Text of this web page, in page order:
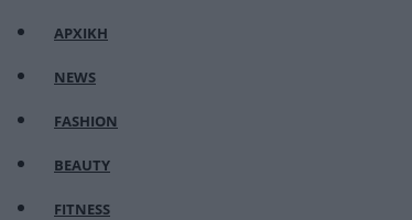
ΑΡΧΙΚΗ
NEWS
FASHION
BEAUTY
FITNESS